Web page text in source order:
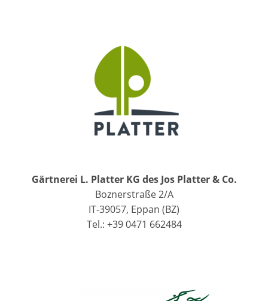
Gärtnerei L. Platter KG des Jos Platter & Co.
Boznerstraße 2/A
IT-39057, Eppan (BZ)
Tel.: +39 0471 662484